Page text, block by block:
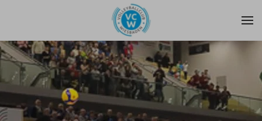
Zum Hauptinhalt springen